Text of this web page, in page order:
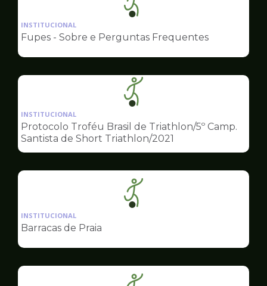
Ilustração
da
pagina
Esportes
INSTITUCIONAL
Fupes - Sobre e Perguntas Frequentes
Ilustração
da
pagina
de
Esportes
INSTITUCIONAL
Protocolo Troféu Brasil de Triathlon/5º Camp.
Santista de Short Triathlon/2021
Ilustração
da
Esportes
INSTITUCIONAL
Barracas de Praia